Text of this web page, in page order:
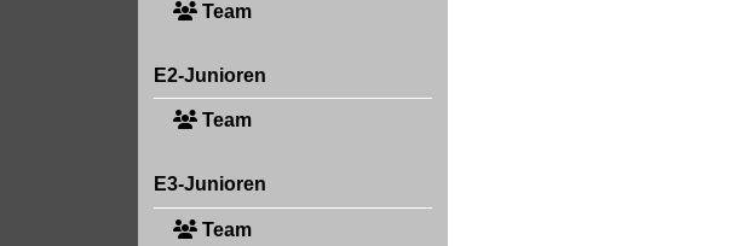
Team
E2-Junioren
Team
E3-Junioren
Team